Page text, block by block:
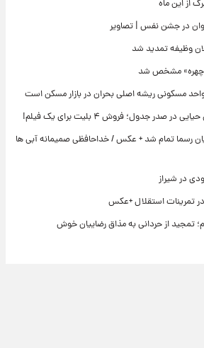
از این ماه
در جشن نفس | تصاویر
وظیفه تمدید شد
چهره» مشخص شد
واحد مسکونی ریشه اصلی بحران در بازار مسکن است
صدر جدول؛ فروش ۴ بلیت برای یک فیلم!
رسما تمام شد + عکس / خداحافظی صمیمانه آبی ها
در شیراز
تمرینات استقلال +عکس
تمجید از حردانی به مذاق رضاییان خوش